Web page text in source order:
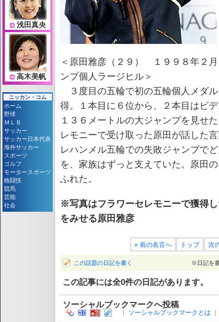
＜原田雅彦（２９） １９９８年２
ンプ個人ラージヒル＞
３度目の五輪で初の五輪個人メダ
得。１本目に６位から、２本目はビ
１３６メートルの大ジャンプを見せ
レモニーで受け取った原田が話した
レハンメル五輪での失敗ジャンプで
を、家族はずっと支えていた。原田
ふれた。
※写真はフラワーセレモニーで獲得
をみせる原田雅彦
« 前の名言へ トップ 次
この話題の日記を書く ※日記を
この記事には全0件の日記があります。
ソーシャルブックマークへ投稿
ソーシャルブックマークとは
浅田真央
高木美帆
ニッカン・コム
ホーム
野球
ＭＬＢ
サッカー
サッカー日本代表
海外サッカー
スポーツ
ゴルフ
モータースポーツ
格闘技
競馬
芸能
社会